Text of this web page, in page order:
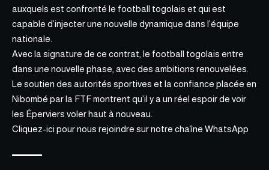
auxquels est confronté le football togolais et qui est
capable d’injecter une nouvelle dynamique dans l’équipe
nationale.
Avec la signature de ce contrat, le football togolais entre
dans une nouvelle phase, avec des ambitions renouvelées.
Le soutien des autorités sportives et la confiance placée en
Nibombé par la FTF montrent qu’il y a un réel espoir de voir
les Éperviers voler haut à nouveau
Cliquez-ici pour nous rejoindre sur notre chaîne WhatsApp